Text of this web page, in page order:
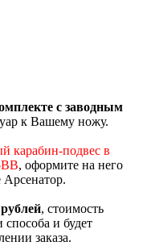
с заводным
к Вашему ножу.
карабин-подвес в
, оформите на него
Арсенатор.
, стоимость
и будет
заказа.